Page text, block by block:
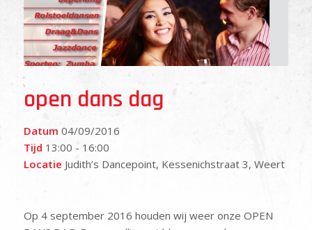
open dans dag
Datum 04/09/2016
Tijd 13:00 - 16:00
Locatie Judith’s Dancepoint, Kessenichstraat 3, Weert
Op 4 september 2016 houden wij weer onze OPEN